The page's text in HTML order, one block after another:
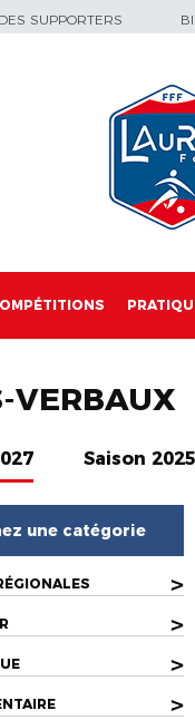
SUPPORTERS
VERBAUX
Saison
une catégorie
>
>
>
>